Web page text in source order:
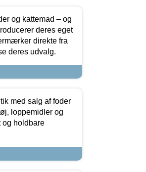
og kattemad – og
deres eget
direkte fra
deres udvalg.
med salg af foder
loppemidler og
og holdbare